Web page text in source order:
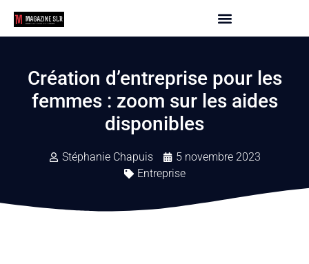
Création d’entreprise pour les
femmes : zoom sur les aides
disponibles
Stéphanie Chapuis
5 novembre 2023
Entreprise